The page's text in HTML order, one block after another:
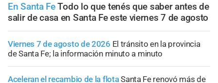
En Santa FeTodo lo que tenés que saber antes de
salir de casa en Santa Fe este viernes 7 de agosto
Viernes 7 de agosto de 2026 El tránsito en la provincia
de Santa Fe; la información minuto a minuto
Aceleran el recambio de la flotaSanta Fe renovó más de